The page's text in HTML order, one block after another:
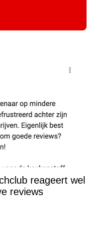
reageert wel
reviews